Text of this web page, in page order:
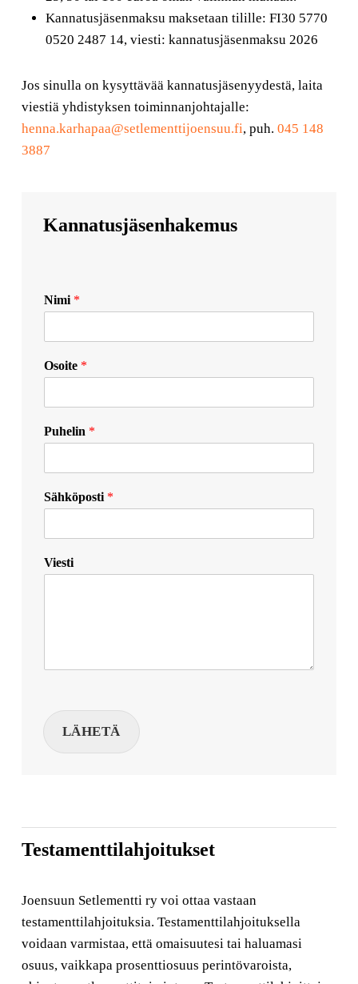
Kannatusjäsenmaksu maksetaan tilille: FI30 5770
0520 2487 14, viesti: kannatusjäsenmaksu 2026
Jos sinulla on kysyttävää kannatusjäsenyydestä, laita
viestiä yhdistyksen toiminnanjohtajalle:
henna.karhapaa@setlementtijoensuu.fi, puh. 045 148
3887
Kannatusjäsenhakemus
Nimi *
Osoite *
Puhelin *
Sähköposti *
Viesti
LÄHETÄ
Testamenttilahjoitukset
Joensuun Setlementti ry voi ottaa vastaan
testamenttilahjoituksia. Testamenttilahjoituksella
voidaan varmistaa, että omaisuutesi tai haluamasi
osuus, vaikkapa prosenttiosuus perintövaroista,